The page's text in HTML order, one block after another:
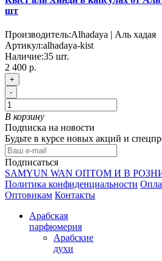
шт
Производитель:Alhadaya | Аль хадая
Артикул:alhadaya-kist
Наличие:35 шт.
2 400 р.
+
-
В корзину
Подписка на новости
Будьте в курсе новых акций и
Подписаться
SAMYUN WAN ОПТОМ И В
Политика конфиденциальности
Оптовикам Контакты
Арабская
парфюмерия
Арабские
духи